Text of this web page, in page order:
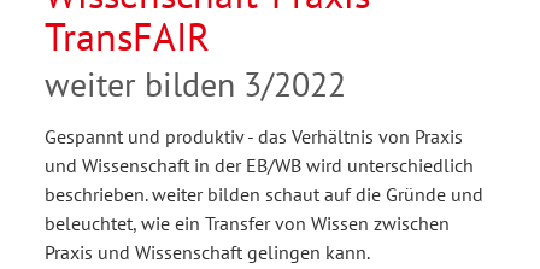
TransFAIR
weiter bilden 3/2022
Gespannt und produktiv - das Verhältnis von Praxis
und Wissenschaft in der EB/WB wird unterschiedlich
beschrieben. weiter bilden schaut auf die Gründe und
beleuchtet, wie ein Transfer von Wissen zwischen
Praxis und Wissenschaft gelingen kann.